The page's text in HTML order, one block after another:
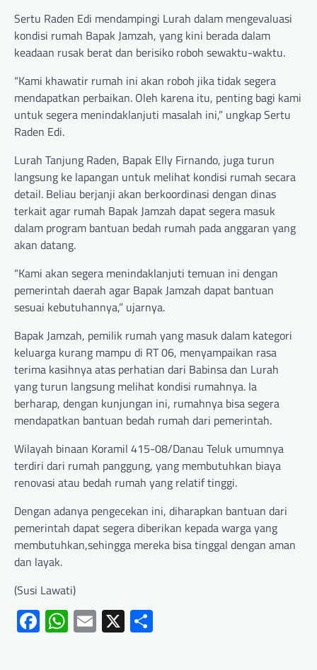
Sertu Raden Edi mendampingi Lurah dalam mengevaluasi
kondisi rumah Bapak Jamzah, yang kini berada dalam
keadaan rusak berat dan berisiko roboh sewaktu-waktu.
“Kami khawatir rumah ini akan roboh jika tidak segera
mendapatkan perbaikan. Oleh karena itu, penting bagi kami
untuk segera menindaklanjuti masalah ini,” ungkap Sertu
Raden Edi.
Lurah Tanjung Raden, Bapak Elly Firnando, juga turun
langsung ke lapangan untuk melihat kondisi rumah secara
detail. Beliau berjanji akan berkoordinasi dengan dinas
terkait agar rumah Bapak Jamzah dapat segera masuk
dalam program bantuan bedah rumah pada anggaran yang
akan datang.
“Kami akan segera menindaklanjuti temuan ini dengan
pemerintah daerah agar Bapak Jamzah dapat bantuan
sesuai kebutuhannya,” ujarnya.
Bapak Jamzah, pemilik rumah yang masuk dalam kategori
keluarga kurang mampu di RT 06, menyampaikan rasa
terima kasihnya atas perhatian dari Babinsa dan Lurah
yang turun langsung melihat kondisi rumahnya. Ia
berharap, dengan kunjungan ini, rumahnya bisa segera
mendapatkan bantuan bedah rumah dari pemerintah.
Wilayah binaan Koramil 415-08/Danau Teluk umumnya
terdiri dari rumah panggung, yang membutuhkan biaya
renovasi atau bedah rumah yang relatif tinggi.
Dengan adanya pengecekan ini, diharapkan bantuan dari
pemerintah dapat segera diberikan kepada warga yang
membutuhkan,sehingga mereka bisa tinggal dengan aman
dan layak.
(Susi Lawati)
Facebook
WhatsApp
Email
X